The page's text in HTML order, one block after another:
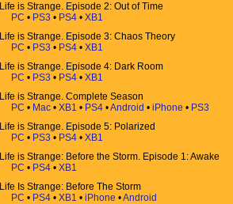
Life is Strange. Episode 2: Out of Time
PC • PS3 • PS4 • XB1
Life is Strange. Episode 3: Chaos Theory
PC • PS3 • PS4 • XB1
Life is Strange. Episode 4: Dark Room
PC • PS3 • PS4 • XB1
Life is Strange. Complete Season
PC • Mac • XB1 • PS4 •Android • iPhone • PS3
Life is Strange. Episode 5: Polarized
PC • PS3 • PS4 • XB1
Life is Strange: Before the Storm. Episode 1: Awake
PC • PS4 • XB1
Life Is Strange: Before The Storm
PC • PS4 • XB1 • iPhone •Android